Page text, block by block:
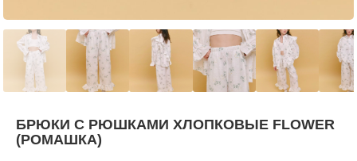
БРЮКИ С РЮШКАМИ ХЛОПКОВЫЕ FLOWER
(РОМАШКА)